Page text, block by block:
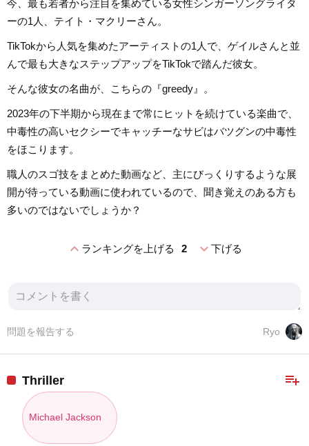
今、最も若者から注目を集めている女性シンガーソングライタ
ーの1人、テイト・マクリーさん。
TikTokから人気を集めたアーティストの1人で、ゲイルさんと並
んで最も大きなステップアップをTikTokで踏んだ彼女。
そんな彼女の名曲が、こちらの『greedy』。
2023年の下半期から現在まで常にヒットを続けている楽曲で、
中毒性の高いセクシーでキャッチーなサビはバツグンの中毒性
をほこります。
職人のスゴ技をまとめた動画など、主にびっくりするような展
開が待っている動画に使われているので、聞き覚えのある方も
多いのではないでしょうか？
expand_lessランキングを上げる 2 expand_more下げる
Ryo
問題を報告する
playlist_add
Thriller
Michael Jackson